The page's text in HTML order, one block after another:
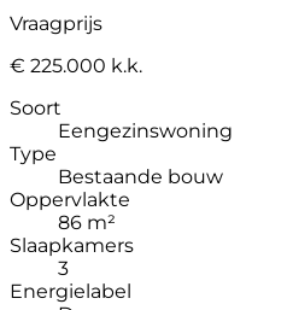
Vraagprijs
€ 225.000 k.k.
Soort
Eengezinswoning
Type
Bestaande bouw
Oppervlakte
86 m²
Slaapkamers
3
Energielabel